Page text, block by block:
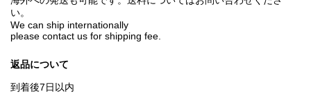
い。
We can ship internationally
please contact us for shipping fee.
返品について
到着後7日以内